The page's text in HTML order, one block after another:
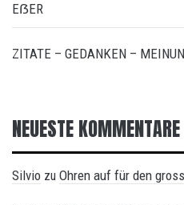
EẞER
ZITATE – GEDANKEN –
NEUESTE KOMMENTARE
Silvio zu Ohren auf für den